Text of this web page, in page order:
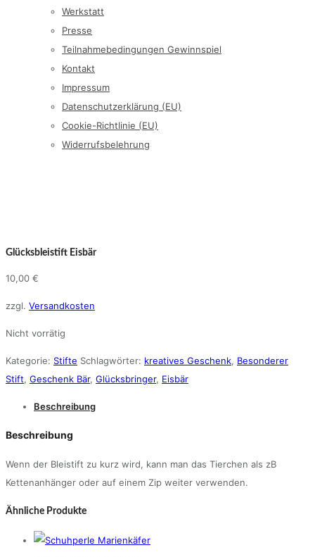
Werkstatt
Presse
Teilnahmebedingungen Gewinnspiel
Kontakt
Impressum
Datenschutzerklärung (EU)
Cookie-Richtlinie (EU)
Widerrufsbelehrung
Glücksbleistift Eisbär
10,00 €
zzgl. Versandkosten
Nicht vorrätig
Kategorie: Stifte Schlagwörter: kreatives Geschenk, Besonderer
Stift, Geschenk Bär, Glücksbringer, Eisbär
Beschreibung
Beschreibung
Wenn der Bleistift zu kurz wird, kann man das Tierchen als zB
Kettenanhänger oder auf einem Zip weiter verwenden.
Ähnliche Produkte